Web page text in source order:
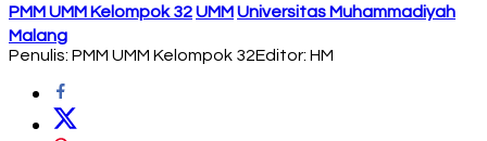
PMM UMM Kelompok 32UMMUniversitas Muhammadiyah
Malang
Penulis: PMM UMM Kelompok 32Editor: HM